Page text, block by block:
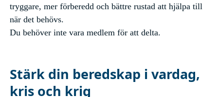
tryggare, mer förberedd och bättre rustad att hjälpa till
när det behövs.
Du behöver inte vara medlem för att delta.
Stärk din beredskap i vardag,
kris och krig